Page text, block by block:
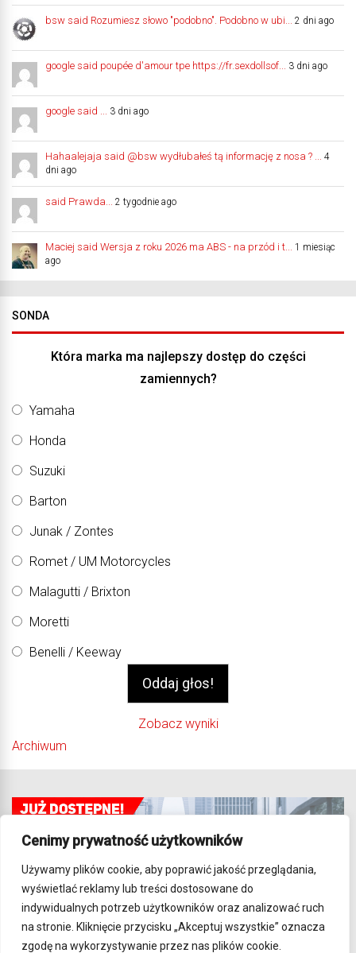
Cenimy prywatność użytkowników
Używamy plików cookie, aby poprawić jakość przeglądania,
wyświetlać reklamy lub treści dostosowane do
indywidualnych potrzeb użytkowników oraz analizować ruch
na stronie. Kliknięcie przycisku „Akceptuj wszystkie” oznacza
zgodę na wykorzystywanie przez nas plików cookie.
bsw said Rozumiesz słowo "podobno". Podobno w ubi... 2 dni ago
google said poupée d'amour tpe https://fr.sexdollsof... 3 dni ago
google said ... 3 dni ago
Hahaalejaja said @bsw wydłubałeś tą informację z nosa ? ... 4
dni ago
said Prawda... 2 tygodnie ago
Maciej said Wersja z roku 2026 ma ABS - na przód i t... 1 miesiąc
ago
SONDA
Która marka ma najlepszy dostęp do części
zamiennych?
Yamaha
Honda
Suzuki
Barton
Junak / Zontes
Romet / UM Motorcycles
Malagutti / Brixton
Moretti
Benelli / Keeway
Zobacz wyniki
Archiwum